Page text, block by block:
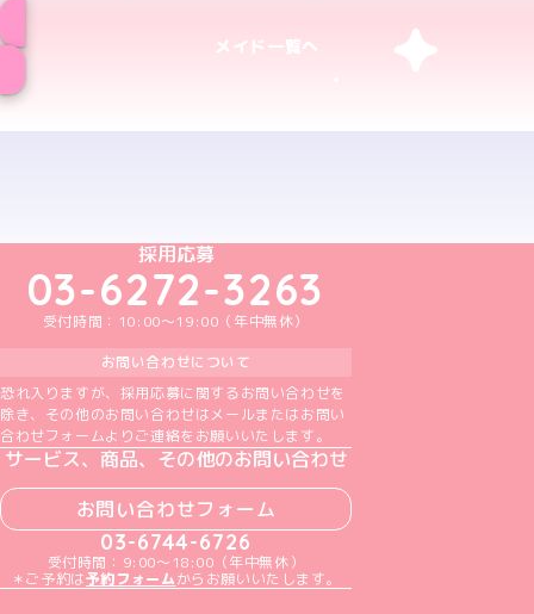
メイド一覧へ
めいどりーみんTikTok公式アカウント
めいどりーみんX公式アカウント
採用応募
03-6272-3263
受付時間：10:00～19:00（年中無休）
お問い合わせについて
恐れ入りますが、採用応募に関するお問い合わせを
除き、その他のお問い合わせはメールまたはお問い
合わせフォームよりご連絡をお願いいたします。
サービス、商品、その他のお問い合わせ
お問い合わせフォーム
03-6744-6726
受付時間：9:00～18:00（年中無休）
＊ご予約は予約フォームからお願いいたします。